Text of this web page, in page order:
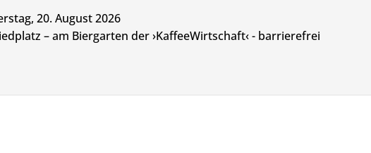
20. August 2026
– am Biergarten der ›KaffeeWirtschaft‹ - barrierefrei